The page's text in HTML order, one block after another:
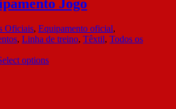
Jogo
Oficiais, Equipamento oficial,
, Linha de treino, Têxtil, Todos os
options